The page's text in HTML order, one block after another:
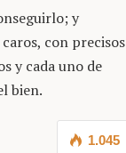
y
con precisos
y cada uno de
bien.
1.045